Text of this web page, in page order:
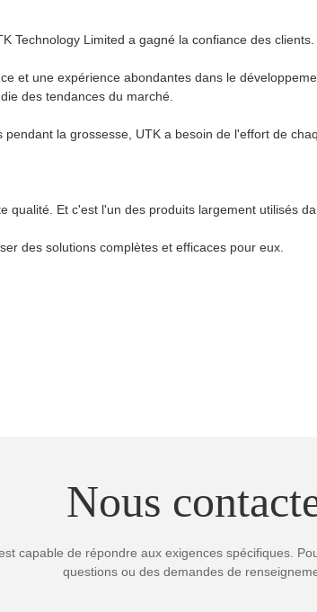
Technology Limited a gagné la confiance des clients.
et une expérience abondantes dans le
des tendances du marché.
la grossesse, UTK a besoin de l'effort de
Et c'est l'un des produits largement utilisés
des solutions complètes et efficaces pour eux.
Nous
capable de répondre aux exigences spécifiques.
questions ou des demandes de